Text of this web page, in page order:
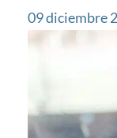
09 diciembre